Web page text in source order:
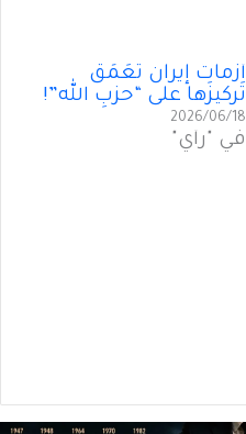
أزماتُ إيران تُعَمِّقُ
تَركيزَها على “حزبِ الله”!
2026/06/18
في "رأي"